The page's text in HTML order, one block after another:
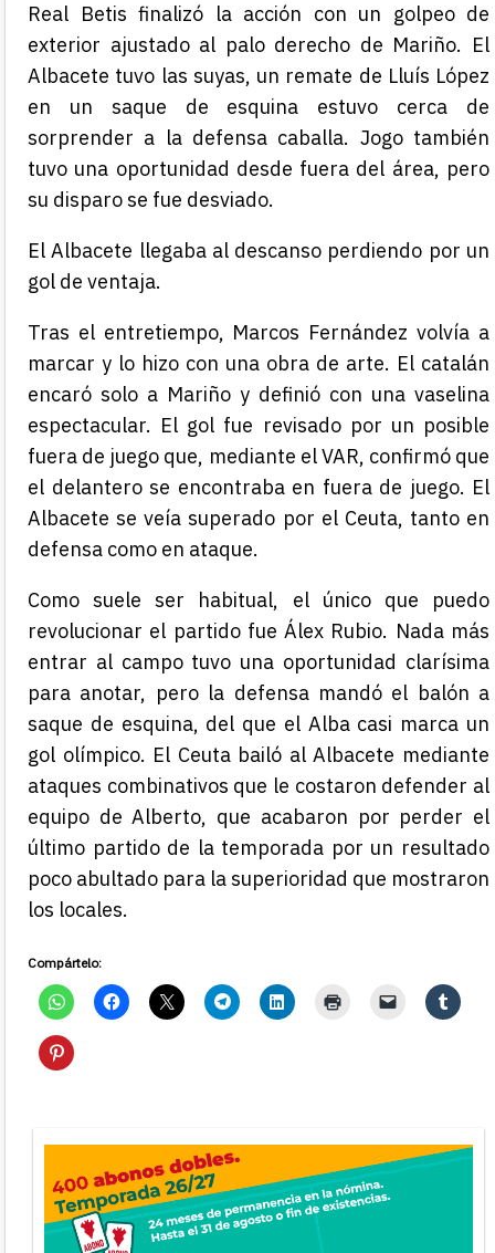
Real Betis finalizó la acción con un golpeo de
exterior ajustado al palo derecho de Mariño. El
Albacete tuvo las suyas, un remate de Lluís López
en un saque de esquina estuvo cerca de
sorprender a la defensa caballa. Jogo también
tuvo una oportunidad desde fuera del área, pero
su disparo se fue desviado.
El Albacete llegaba al descanso perdiendo por un
gol de ventaja.
Tras el entretiempo, Marcos Fernández volvía a
marcar y lo hizo con una obra de arte. El catalán
encaró solo a Mariño y definió con una vaselina
espectacular. El gol fue revisado por un posible
fuera de juego que, mediante el VAR, confirmó que
el delantero se encontraba en fuera de juego. El
Albacete se veía superado por el Ceuta, tanto en
defensa como en ataque.
Como suele ser habitual, el único que puedo
revolucionar el partido fue Álex Rubio. Nada más
entrar al campo tuvo una oportunidad clarísima
para anotar, pero la defensa mandó el balón a
saque de esquina, del que el Alba casi marca un
gol olímpico. El Ceuta bailó al Albacete mediante
ataques combinativos que le costaron defender al
equipo de Alberto, que acabaron por perder el
último partido de la temporada por un resultado
poco abultado para la superioridad que mostraron
los locales.
Compártelo: